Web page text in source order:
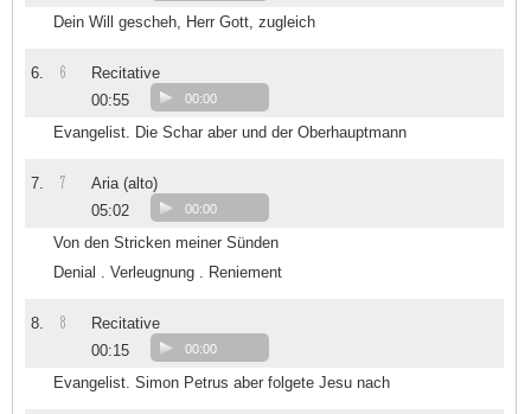
Dein Will gescheh, Herr Gott, zugleich
6. 6
Recitative
00:55
00:00
Evangelist. Die Schar aber und der Oberhauptmann
7. 7
Aria (alto)
05:02
00:00
Von den Stricken meiner Sünden
Denial . Verleugnung . Reniement
8. 8
Recitative
00:15
00:00
Evangelist. Simon Petrus aber folgete Jesu nach